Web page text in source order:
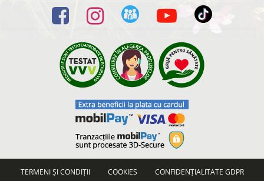
TERMENI ȘI CONDIȚII COOKIES
CONFIDENȚIALITATE GDPR